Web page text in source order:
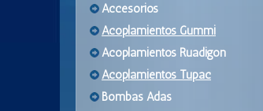
Accesorios
Acoplamientos Gummi
Acoplamientos Ruadigon
Acoplamientos Tupac
Bombas Adas